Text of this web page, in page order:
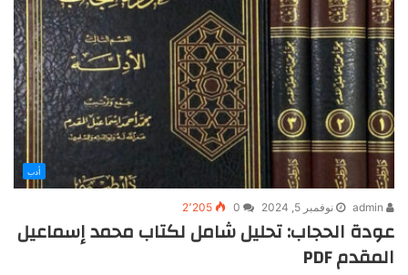
أدب
نوفمبر 5, 2024 0 2٬205
عودة الحجاب: تحليل شامل لكتاب محمد إسماعيل
المقدم PDF